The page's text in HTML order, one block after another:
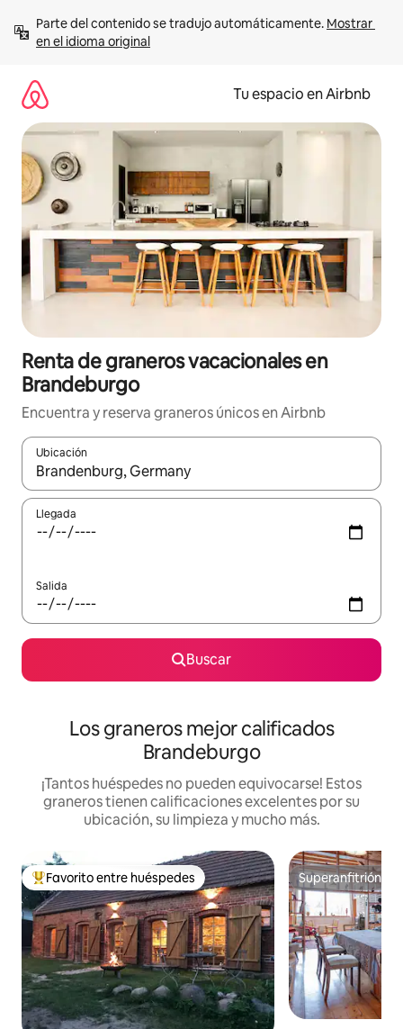
contenido
Parte del contenido se tradujo automáticamente. Mostrar
en el idioma original
Tu espacio en Airbnb
Renta de graneros vacacionales en
Brandeburgo
Encuentra y reserva graneros únicos en Airbnb
Ubicación
Cuando los resultados estén disponibles, podrás navegar
Llegada
Salida
Buscar
Los graneros mejor calificados
Brandeburgo
¡Tantos huéspedes no pueden equivocarse! Estos
graneros tienen calificaciones excelentes por su
ubicación, su limpieza y mucho más.
De los mejores en Favorito entre huéspedes
Favorito entre huéspedes Superanfitrión
Superanfitrión